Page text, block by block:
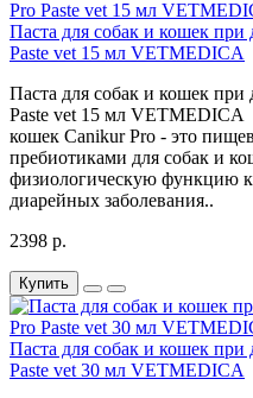
Паста для собак и кошек
Paste vet 15 мл VETMEDICA
Паста для собак и кошек
Paste vet 15 мл VETMEDICA
кошек Canikur Pro - это
пребиотиками для собак и
физиологическую функцию
диарейных заболевания..
2398 р.
Купить
Паста для собак и кошек
Paste vet 30 мл VETMEDICA